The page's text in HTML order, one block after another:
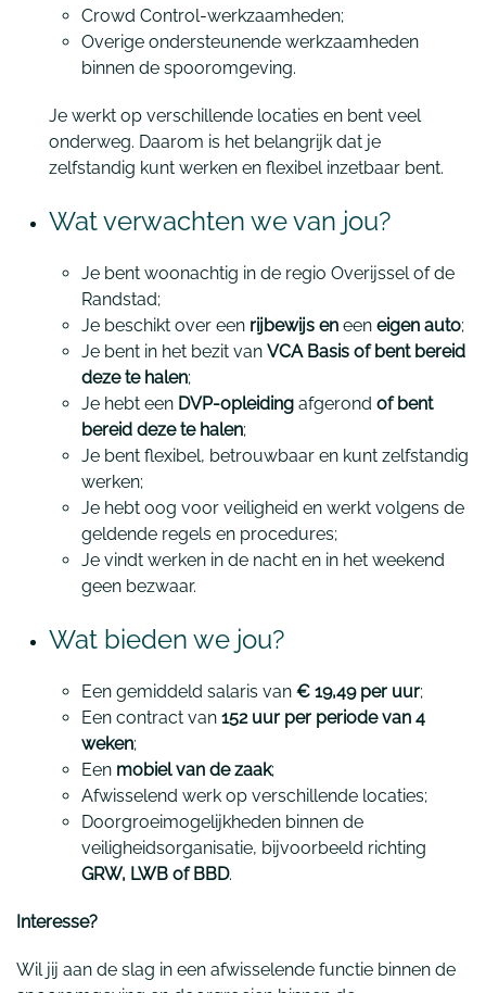
Crowd Control-werkzaamheden;
Overige ondersteunende werkzaamheden
binnen de spooromgeving.
Je werkt op verschillende locaties en bent veel
onderweg. Daarom is het belangrijk dat je
zelfstandig kunt werken en flexibel inzetbaar bent.
Wat verwachten we van jou?
Je bent woonachtig in de regio Overijssel of de
Randstad;
Je beschikt over een rijbewijs en een eigen auto;
Je bent in het bezit van VCA Basis of bent bereid
deze te halen;
Je hebt een DVP-opleiding afgerond of bent
bereid deze te halen;
Je bent flexibel, betrouwbaar en kunt zelfstandig
werken;
Je hebt oog voor veiligheid en werkt volgens de
geldende regels en procedures;
Je vindt werken in de nacht en in het weekend
geen bezwaar.
Wat bieden we jou?
Een gemiddeld salaris van € 19,49 per uur;
Een contract van 152 uur per periode van 4
weken;
Een mobiel van de zaak;
Afwisselend werk op verschillende locaties;
Doorgroeimogelijkheden binnen de
veiligheidsorganisatie, bijvoorbeeld richting
GRW, LWB of BBD.
Interesse?
Wil jij aan de slag in een afwisselende functie binnen de